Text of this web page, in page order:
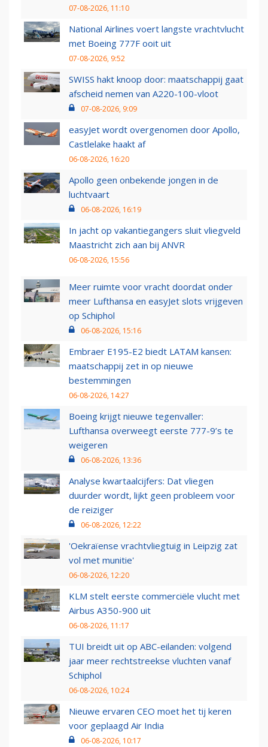
07-08-2026, 11:10
National Airlines voert langste vrachtvlucht
met Boeing 777F ooit uit
07-08-2026, 9:52
SWISS hakt knoop door: maatschappij gaat
afscheid nemen van A220-100-vloot
07-08-2026, 9:09
easyJet wordt overgenomen door Apollo,
Castlelake haakt af
06-08-2026, 16:20
Apollo geen onbekende jongen in de
luchtvaart
06-08-2026, 16:19
In jacht op vakantiegangers sluit vliegveld
Maastricht zich aan bij ANVR
06-08-2026, 15:56
Meer ruimte voor vracht doordat onder
meer Lufthansa en easyJet slots vrijgeven
op Schiphol
06-08-2026, 15:16
Embraer E195-E2 biedt LATAM kansen:
maatschappij zet in op nieuwe
bestemmingen
06-08-2026, 14:27
Boeing krijgt nieuwe tegenvaller:
Lufthansa overweegt eerste 777-9’s te
weigeren
06-08-2026, 13:36
Analyse kwartaalcijfers: Dat vliegen
duurder wordt, lijkt geen probleem voor
de reiziger
06-08-2026, 12:22
'Oekraïense vrachtvliegtuig in Leipzig zat
vol met munitie'
06-08-2026, 12:20
KLM stelt eerste commerciële vlucht met
Airbus A350-900 uit
06-08-2026, 11:17
TUI breidt uit op ABC-eilanden: volgend
jaar meer rechtstreekse vluchten vanaf
Schiphol
06-08-2026, 10:24
Nieuwe ervaren CEO moet het tij keren
voor geplaagd Air India
06-08-2026, 10:17